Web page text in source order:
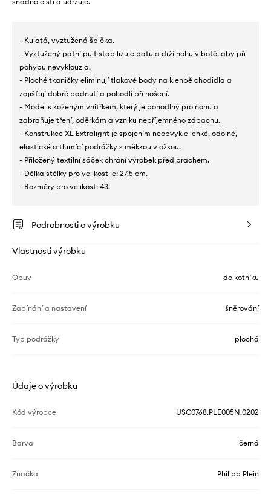
- Kulatá, vyztužená špička.
- Vyztužený patní pult stabilizuje patu a drží nohu v botě, aby při
pohybu nevyklouzla.
- Ploché tkaničky eliminují tlakové body na klenbě chodidla a
zajišťují dobré padnutí a pohodlí při nošení.
- Model s koženým vnitřkem, který je pohodlný pro nohu a
zabraňuje tření, oděrkám a vzniku nepříjemného zápachu.
- Konstrukce XL Extralight je spojením neobvykle lehké, odolné,
elastické a tlumící podrážky s měkkou vložkou.
- Přiložený textilní sáček chrání výrobek před prachem.
- Délka stélky pro velikost je: 27,5 cm.
- Rozměry pro velikost: 43.
Podrobnosti o výrobku
Vlastnosti výrobku
Obuv do kotníku
Zapínání a nastavení šněrování
Typ podrážky plochá
Údaje o výrobku
Kód výrobce USC0768.PLE005N.0202
Barva černá
Značka Philipp Plein